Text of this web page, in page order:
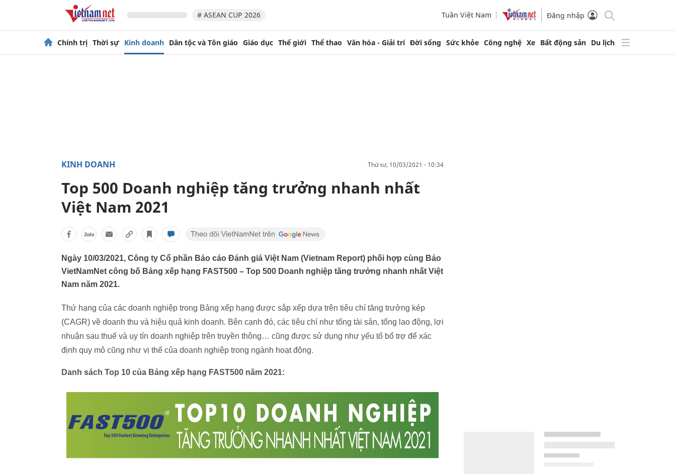
# ASEAN CUP 2026 Tuần Việt Nam Đăng nhập
Chính trị Thời sự Kinh doanh Dân tộc và Tôn giáo Giáo dục Thế giới Thể thao Văn hóa - Giải trí Đời sống Sức khỏe Công nghệ Xe Bất động sản Du lịch
KINH DOANH thứ tư, 10/03/2021 - 10:34
Top 500 Doanh nghiệp tăng trưởng nhanh nhất
Việt Nam 2021
Ngày 10/03/2021, Công ty Cổ phần Báo cáo Đánh giá Việt Nam (Vietnam Report) phối hợp cùng Báo
VietNamNet công bố Bảng xếp hạng FAST500 – Top 500 Doanh nghiệp tăng trưởng nhanh nhất Việt
Nam năm 2021.
Thứ hạng của các doanh nghiệp trong Bảng xếp hạng được sắp xếp dựa trên tiêu chí tăng trưởng kép
(CAGR) về doanh thu và hiệu quả kinh doanh. Bên cạnh đó, các tiêu chí như tổng tài sản, tổng lao động, lợi
nhuận sau thuế và uy tín doanh nghiệp trên truyền thông… cũng được sử dụng như yếu tố bổ trợ để xác
định quy mô cũng như vị thế của doanh nghiệp trong ngành hoạt động.
Danh sách Top 10 của Bảng xếp hạng FAST500 năm 2021: